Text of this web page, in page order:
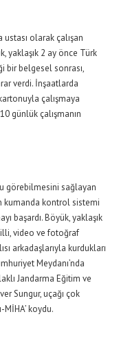
olarak çalışan
yaklaşık 2 ay önce Türk
bir belgesel sonrası,
verdi. İnşaatlarda
çalışmaya
günlük çalışmanın
görebilmesini sağlayan
kumanda kontrol sistemi
başardı. Böyük, yaklaşık
video ve fotoğraf
arkadaşlarıyla kurdukları
Meydanı’nda
Jandarma Eğitim ve
Sungur, uçağı çok
MİHA’ koydu.